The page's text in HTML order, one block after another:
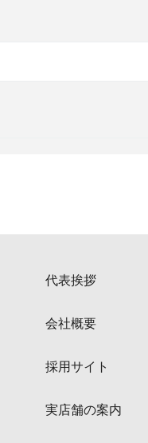
代表挨拶
会社概要
採用サイト
実店舗の案内